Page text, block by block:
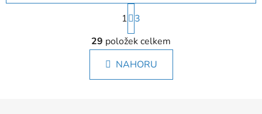
O
v
l
á
d
S
t
r
á
n
k
1
3
29 položek celkem
NAHORU